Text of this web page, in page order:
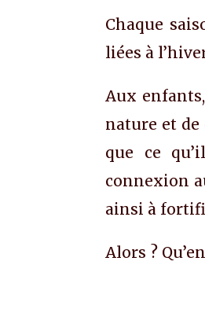
Chaque
liées à
Aux
nature et
que ce
connexion
ainsi à
Alors ?